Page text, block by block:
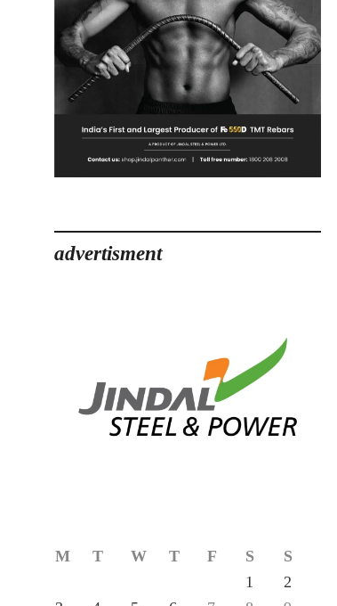
advertisment
M T W T F S
S
1
2